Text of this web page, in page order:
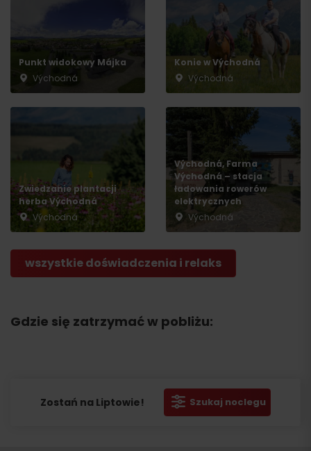
Punkt widokowy Májka
Východná
Konie w Východná
Východná
Zwiedzanie plantacji
herba Východná
Východná
Východná, Farma
Východná – stacja
ładowania rowerów
elektrycznych
Východná
wszystkie doświadczenia i relaks
Gdzie się zatrzymać w pobliżu:
Zostań na Liptowie! Szukaj noclegu